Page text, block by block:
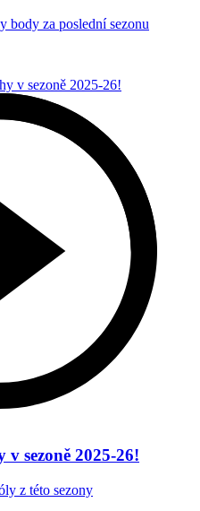
body za poslední sezonu
v sezoně 2025-26!
z této sezony